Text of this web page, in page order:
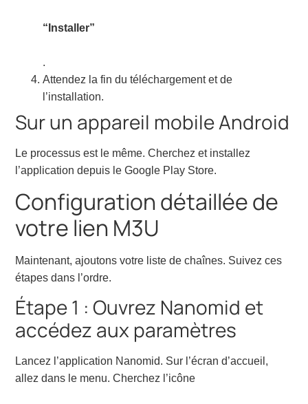
“Installer”
.
Attendez la fin du téléchargement et de
l’installation.
Sur un appareil mobile Android
Le processus est le même. Cherchez et installez
l’application depuis le Google Play Store.
Configuration détaillée de
votre lien M3U
Maintenant, ajoutons votre liste de chaînes. Suivez ces
étapes dans l’ordre.
Étape 1 : Ouvrez Nanomid et
accédez aux paramètres
Lancez l’application Nanomid. Sur l’écran d’accueil,
allez dans le menu. Cherchez l’icône